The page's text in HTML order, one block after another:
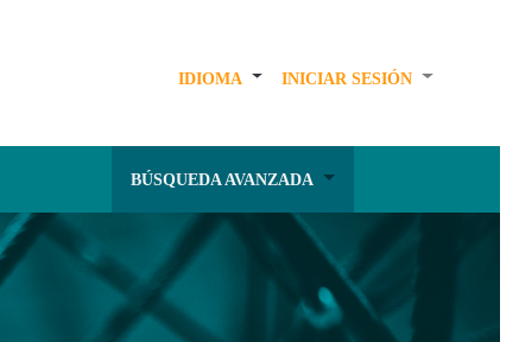
IDIOMA INICIAR SESIÓN
BÚSQUEDA AVANZADA